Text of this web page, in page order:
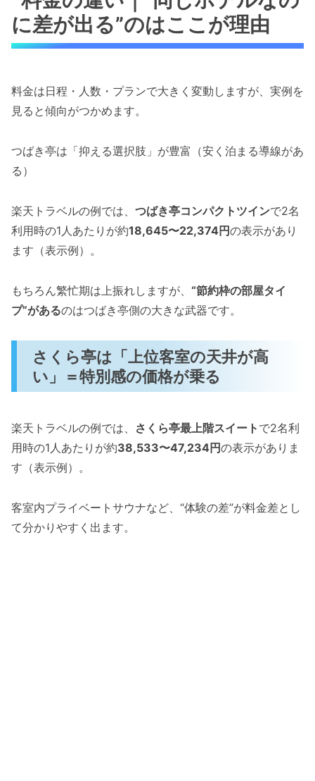
に差が出る”のはここが理由
料金は日程・人数・プランで大きく変動しますが、実例を
見ると傾向がつかめます。
つばき亭は「抑える選択肢」が豊富（安く泊まる導線があ
る）
楽天トラベルの例では、 つばき亭コンパクトツインで2名
利用時の1人あたりが約18,645〜22,374円の表示があり
ます（表示例）。
もちろん繁忙期は上振れしますが、 “節約枠の部屋タイ
プ”があるのはつばき亭側の大きな武器です。
さくら亭は「上位客室の天井が高
い」＝特別感の価格が乗る
楽天トラベルの例では、 さくら亭最上階スイート で2名利
用時の1人あたりが約38,533〜47,234円の表示がありま
す（表示例）。
客室内プライベートサウナなど、“体験の差”が料金差とし
て分かりやすく出ます。